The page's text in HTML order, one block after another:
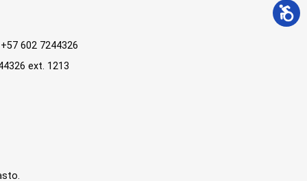
602 7244326
ext. 1213